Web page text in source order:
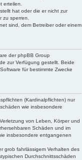
erteilen.
hat oder die er nicht zur
sperren.
sind, dem Betreiber oder einem
der phpBB Group
zur Verfügung gestellt. Beide
für bestimmte Zwecke
(Kardinalpflichten) nur
wie insbesondere
von Leben, Körper und
Schäden und im
insbesondere entgangenen
grob fahrlässigem Verhalten des
Durchschnittsschäden